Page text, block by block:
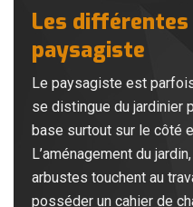
Les différentes
paysagiste
Le paysagiste est
se distingue du jardinier
base surtout sur le côté
L’aménagement du
arbustes touchent au
posséder un cahier de